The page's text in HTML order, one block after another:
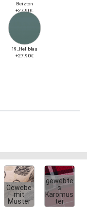
Beizton
+27.90€
19_Hellblau
+27.90€
Gewebe
mit
Muster
gewebte
s
Karomus
ter